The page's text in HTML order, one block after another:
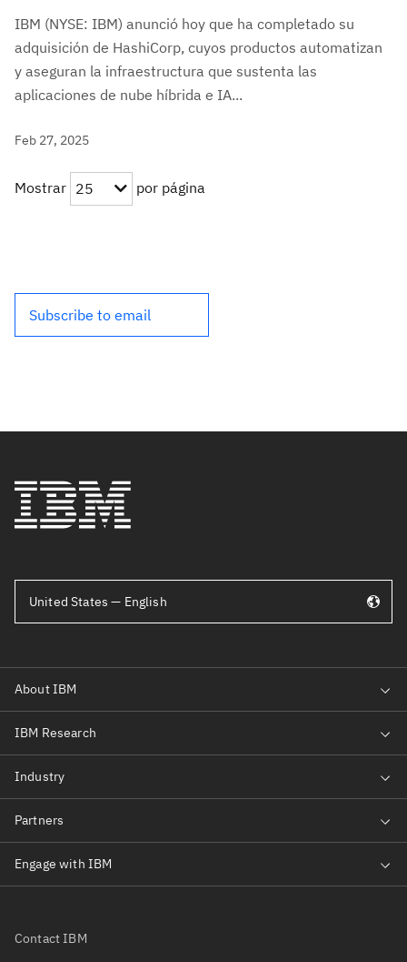
IBM (NYSE: IBM) anunció hoy que ha completado su
adquisición de HashiCorp, cuyos productos automatizan
y aseguran la infraestructura que sustenta las
aplicaciones de nube híbrida e IA...
Feb 27, 2025
Mostrar 25 por página
Subscribe to email
United States — English
Contact IBM